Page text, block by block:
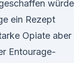
ein Rezept
Opiate aber
Entourage-